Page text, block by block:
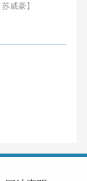
威豪】